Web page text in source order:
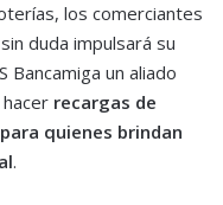
los comerciantes
duda impulsará su
Bancamiga un aliado
recargas de
quienes brindan
.